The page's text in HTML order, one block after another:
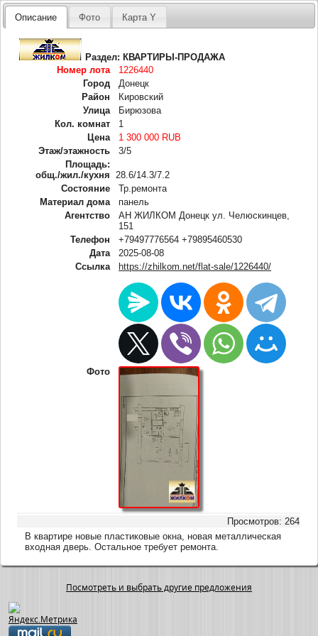
Описание Фото Карта Y
Раздел:КВАРТИРЫ-ПРОДАЖА
Номер лота
1226440
Город
Донецк
Район
Кировский
Улица
Бирюзова
Кол. комнат
1
Цена
1 300 000 RUB
Этаж/этажность
3/5
Площадь:
общ./жил./кухня
28.6/14.3/7.2
Состояние
Тр.ремонта
Материал дома
панель
Агентство
АН ЖИЛКОМ Донецк ул. Челюскинцев,
151
Телефон
+79497776564 +79895460530
Дата
2025-08-08
Ссылка
https://zhilkom.net/flat-sale/1226440/
Фото
Просмотров: 264
В квартире новые пластиковые окна, новая металлическая
входная дверь. Остальное требует ремонта.
Посмотреть и выбрать другие предложения